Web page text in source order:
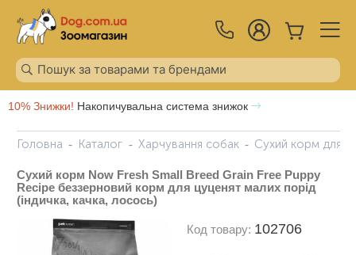
10% Знижки! Накопичувальна система знижок
Головна Каталог Харчування собак Сухий корм для
Сухий корм Now Fresh Small Breed Grain Free Puppy
Recipe беззерновий корм для цуценят малих порід
(індичка, качка, лосось)
Код товару: 102706